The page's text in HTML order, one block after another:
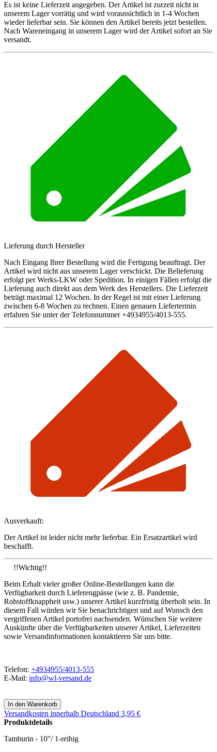
Es ist keine Lieferzeit angegeben. Der Artikel ist zurzeit nicht in
unserem Lager vorrätig und wird voraussichtlich in 1-4 Wochen
wieder lieferbar sein. Sie können den Artikel bereits jetzt bestellen.
Nach Wareneingang in unserem Lager wird der Artikel sofort an Sie
versandt.
Lieferung durch Hersteller
Nach Eingang Ihrer Bestellung wird die Fertigung beauftragt. Der
Artikel wird nicht aus unserem Lager verschickt. Die Belieferung
erfolgt per Werks-LKW oder Spedition. In einigen Fällen erfolgt die
Lieferung auch direkt aus dem Werk des Herstellers. Die Lieferzeit
beträgt maximal 12 Wochen. In der Regel ist mit einer Lieferung
zwischen 6-8 Wochen zu rechnen. Einen genauen Liefertermin
erfahren Sie unter der Telefonnummer +4934955/4013-555.
Ausverkauft:
Der Artikel ist leider nicht mehr lieferbar. Ein Ersatzartikel wird
beschafft.
!!Wichtig!!
Beim Erhalt vieler großer Online-Bestellungen kann die
Verfügbarkeit durch Lieferengpässe (wie z. B. Pandemie,
Rohstoffknappheit usw.) unserer Artikel kurzfristig überholt sein. In
diesem Fall würden wir Sie benachrichtigen und auf Wunsch den
vergriffenen Artikel portofrei nachsenden. Wünschen Sie weitere
Auskünfte über die Verfügbarkeiten unserer Artikel, Lieferzeiten
sowie Versandinformationen kontaktieren Sie uns bitte.
Telefon: +4934955/4013-555
E-Mail: info@wl-versand.de
Versandkosten innerhalb Deutschland 3,95 €
Produktdetails
Tamburin - 10"/ 1-reihig